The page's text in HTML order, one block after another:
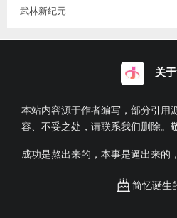
武林新纪元
关
本站内容源于作者编写，部分引用
容、不妥之处，请联系我们删除。
成功是熬出来的，本事是逼出来的
简忆诞生